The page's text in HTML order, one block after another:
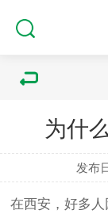
为什
发布
在西安，好多